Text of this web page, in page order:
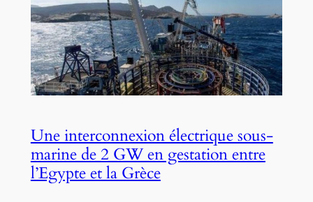
Une interconnexion électrique sous-
marine de 2 GW en gestation entre
l’Egypte et la Grèce